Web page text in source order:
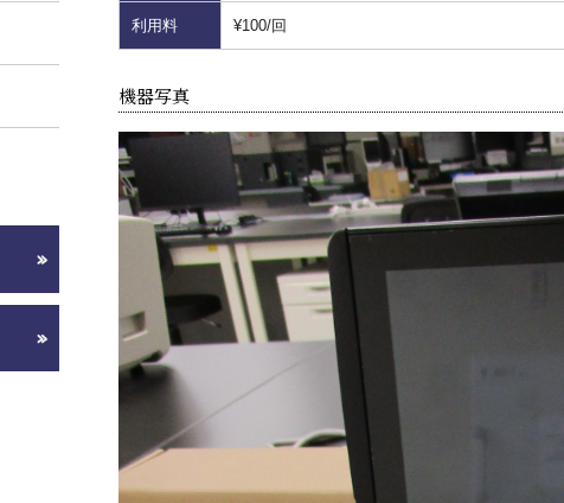
利用料 ¥100/回
機器写真